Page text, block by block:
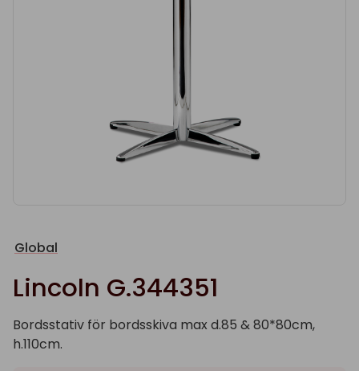
Global
Lincoln G.344351
Bordsstativ för bordsskiva max d.85 & 80*80cm,
h.110cm.